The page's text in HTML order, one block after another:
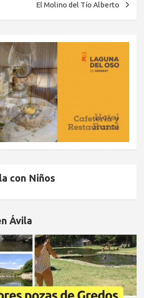
El Molino del Tío Alberto
con Niños
Ávila